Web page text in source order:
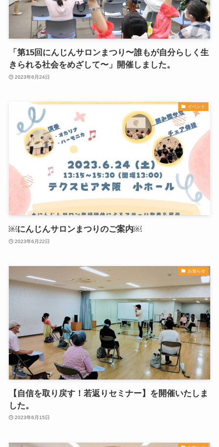
「第15回にんじんサロンまつり〜誰もが自分らしく生
きられる社会をめざして〜」開催しました。
2023年6月24日
イベント
￼にんじんサロンまつりのご案内￼
2023年6月22日
お知らせ
【自信を取り戻す！若返りセミナー】を開催いたしま
した。
2023年6月15日